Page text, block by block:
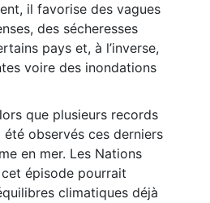
il favorise des vagues
des sécheresses
pays et, à l’inverse,
voire des inondations
que plusieurs records
observés ces derniers
en mer. Les Nations
épisode pourrait
climatiques déjà